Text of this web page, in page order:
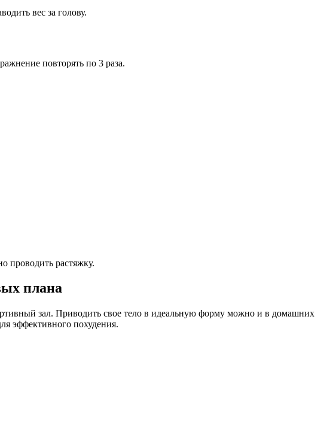
вес за голову.
повторять по 3 раза.
проводить растяжку.
плана
зал. Приводить свое тело в идеальную форму можно и в домашних
эффективного похудения.